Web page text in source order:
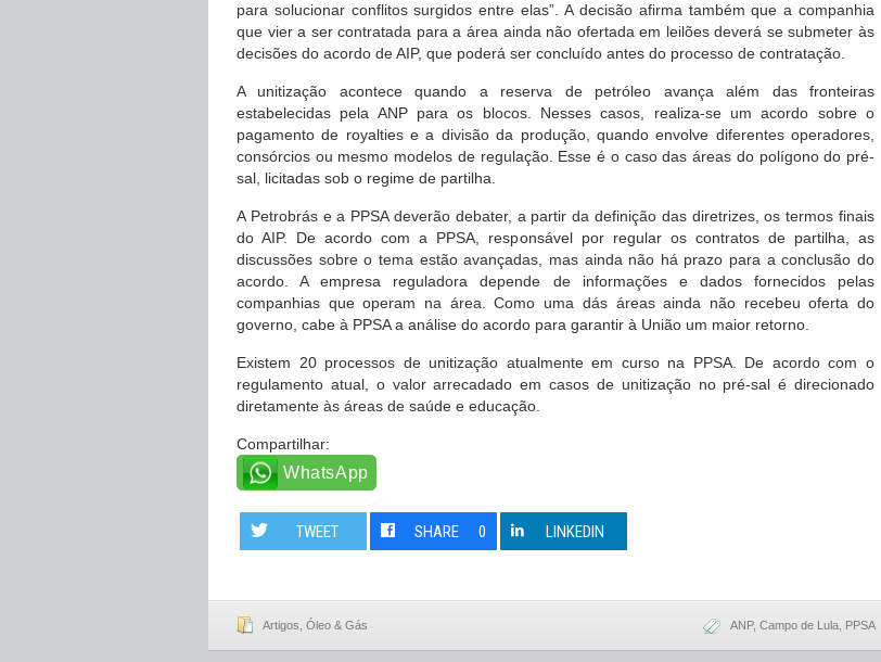
para solucionar conflitos surgidos entre elas”. A decisão afirma também que a companhia
que vier a ser contratada para a área ainda não ofertada em leilões deverá se submeter às
decisões do acordo de AIP, que poderá ser concluído antes do processo de contratação.
A unitização acontece quando a reserva de petróleo avança além das fronteiras
estabelecidas pela ANP para os blocos. Nesses casos, realiza-se um acordo sobre o
pagamento de royalties e a divisão da produção, quando envolve diferentes operadores,
consórcios ou mesmo modelos de regulação. Esse é o caso das áreas do polígono do pré-
sal, licitadas sob o regime de partilha.
A Petrobrás e a PPSA deverão debater, a partir da definição das diretrizes, os termos finais
do AIP. De acordo com a PPSA, responsável por regular os contratos de partilha, as
discussões sobre o tema estão avançadas, mas ainda não há prazo para a conclusão do
acordo. A empresa reguladora depende de informações e dados fornecidos pelas
companhias que operam na área. Como uma dás áreas ainda não recebeu oferta do
governo, cabe à PPSA a análise do acordo para garantir à União um maior retorno.
Existem 20 processos de unitização atualmente em curso na PPSA. De acordo com o
regulamento atual, o valor arrecadado em casos de unitização no pré-sal é direcionado
diretamente às áreas de saúde e educação.
Compartilhar:
WhatsApp
TWEET SHARE 0 LINKEDIN
Artigos Óleo & Gás ANP, Campo de Lula PPSA